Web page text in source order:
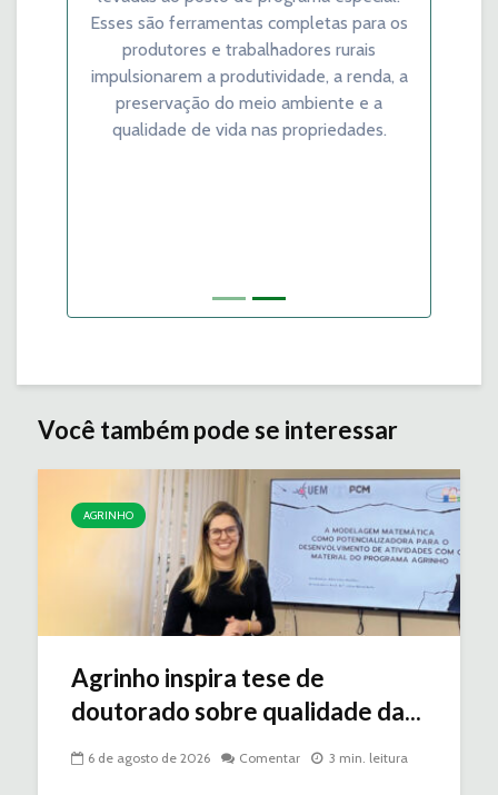
Esses são ferramentas completas para os
produtores e trabalhadores rurais
impulsionarem a produtividade, a renda, a
preservação do meio ambiente e a
qualidade de vida nas propriedades.
Você também pode se interessar
AGRINHO
Agrinho inspira tese de
doutorado sobre qualidade da...
6 de agosto de 2026 Comentar 3 min. leitura